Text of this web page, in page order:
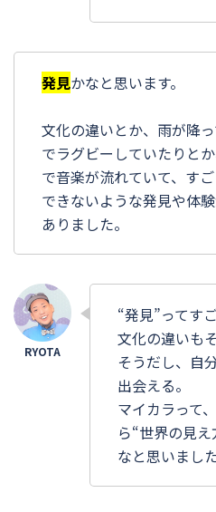
発見かなと思います。
文化の違いとか、雨が降
でラグビーしていたりと
で音楽が流れていて、す
できないような発見や体
ありました。
“発見”ってす
文化の違いも
そうだし、自
出会える。
マイカラって
ら“世界の見
なと思いました